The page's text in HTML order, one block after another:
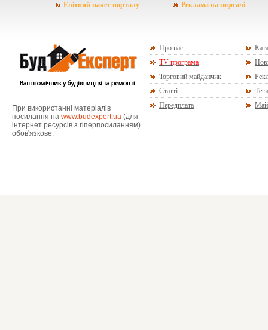
Елітний пакет порталу Реклама на порталі
При використанні матеріалів
посилання на www.budexpert.ua (для
інтернет ресурсів з гіперпосиланням)
обов'язкове.
Про нас
TV-програма
Торговий майданчик
Статті
Теги
Передплата